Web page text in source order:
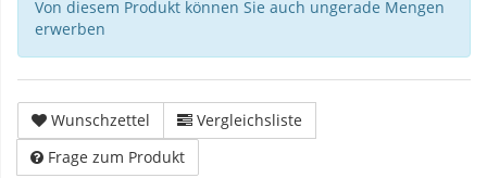
Von diesem Produkt können Sie auch ungerade Mengen
erwerben
Wunschzettel
Vergleichsliste
Frage zum Produkt